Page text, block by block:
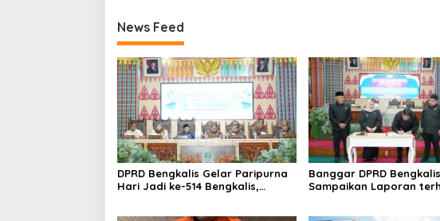
News Feed
DPRD Bengkalis Gelar Paripurna
Hari Jadi ke-514 Bengkalis,
Banggar DPRD Bengkalis
Sampaikan Laporan